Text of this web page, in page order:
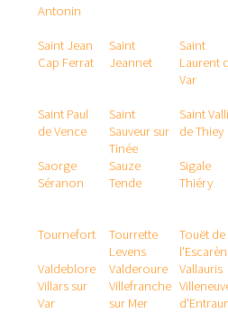
Antonin
Saint Jean
Cap Ferrat
Saint
Jeannet
Saint
Laurent
Var
Saint Paul
de Vence
Saint
Sauveur sur
Tinée
Saint
de Thiey
Saorge
Sauze Sigale
Séranon
Tende Thiéry
Tournefort
Tourrette
Levens
Touët de
Valdeblore
Valderoure Vallauris
Villars sur
Var
Villefranche
sur Mer